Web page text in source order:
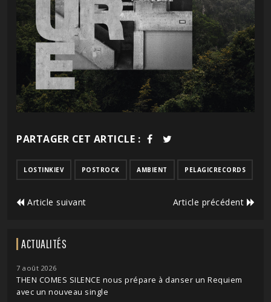
PARTAGER CET ARTICLE :
LOSTINKIEV POSTROCK AMBIENT PELAGICRECORDS
Article suivant Article précédent
ACTUALITÉS
7 août 2026
THEN COMES SILENCE nous prépare à danser un Requiem
avec un nouveau single